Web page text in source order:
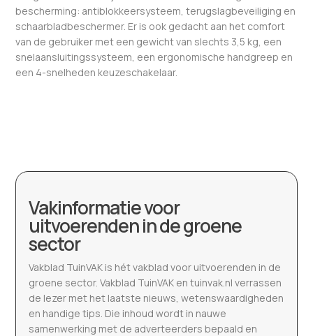
bescherming: antiblokkeersysteem, terugslagbeveiliging en
schaarbladbeschermer. Er is ook gedacht aan het comfort
van de gebruiker met een gewicht van slechts 3,5 kg, een
snelaansluitingssysteem, een ergonomische handgreep en
een 4-snelheden keuzeschakelaar.
Vakinformatie voor
uitvoerenden in de groene
sector
Vakblad TuinVAK is hét vakblad voor uitvoerenden in de
groene sector. Vakblad TuinVAK en tuinvak.nl verrassen
de lezer met het laatste nieuws, wetenswaardigheden
en handige tips. Die inhoud wordt in nauwe
samenwerking met de adverteerders bepaald en